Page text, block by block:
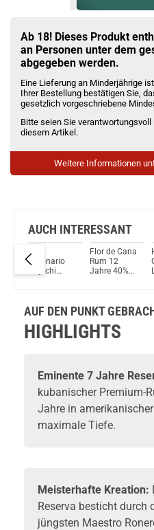
Check das mal!
Natterjack The Mistake
Du willst Kröten
Schau mal hier!
Ijoy Luna 1,4ml
Ab 18! Dieses Produkt
an Personen unter dem
abgegeben werden.
Eine Lieferung an Minderjährige
Ihrer Bestellung bestätigen Sie,
gesetzlich vorgeschriebene
Bitte seien Sie verantwortungsvoll
diesem Artikel.
Weitere Informationen
AUCH INTERESSANT
Ron
Millonario
Kuytchi
Flor de Cana
Rum 12
Jahre 40%
AUF DEN PUNKT
HIGHLIGHTS
Eminente 7 Jahre
kubanischer Premium-
Jahre in
maximale Tiefe.
Meisterhafte Kreation:
Reserva besticht durch
jüngsten Maestro